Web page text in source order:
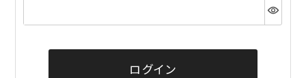
須)
ログイン